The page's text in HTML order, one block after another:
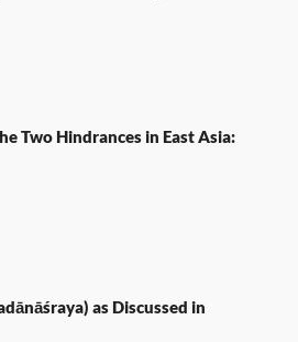
Two Hindrances in East Asia:
as Discussed in